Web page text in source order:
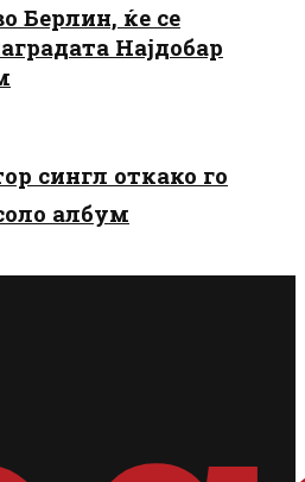
Берлин, ќе се
Најдобар
сингл откако го
албум